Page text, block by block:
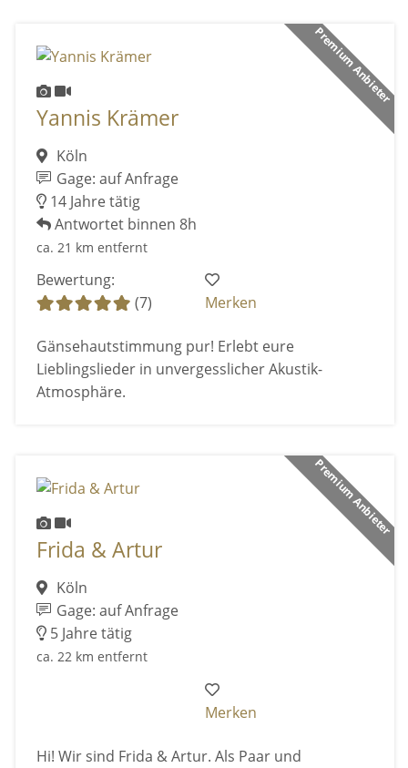
Premium Anbieter
Yannis Krämer
Köln
Gage: auf Anfrage
14 Jahre tätig
Antwortet binnen 8h
ca. 21 km entfernt
Bewertung:
(7)
Merken
Gänsehautstimmung pur! Erlebt eure
Lieblingslieder in unvergesslicher Akustik-
Atmosphäre.
Premium Anbieter
Frida & Artur
Köln
Gage: auf Anfrage
5 Jahre tätig
ca. 22 km entfernt
Merken
Hi! Wir sind Frida & Artur. Als Paar und